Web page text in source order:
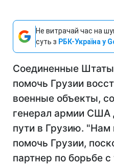
Не витрачай час на
суть з РБК-Україна у
Соединенные
помочь Грузии
военные объекты,
генерал армии
пути в Грузию. "Нам
помочь Грузии,
партнер по борьбе